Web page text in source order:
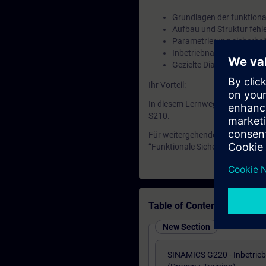
Grundlagen der
Aufbau und Struktur
Parametrierung
Inbetriebnahme und
Gezielte Diagnose und
Ihr Vorteil:
In diesem Lernweg erwerben
S210.
Für weitergehende
“Funktionale Sicherheit im
Table of Contents
New Section
SINAMICS G220 -